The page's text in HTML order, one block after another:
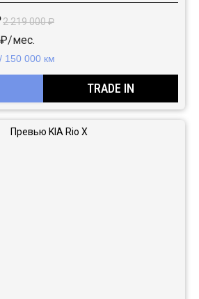
2 219 000 ₽
₽/мес.
150 000 км
TRADE IN